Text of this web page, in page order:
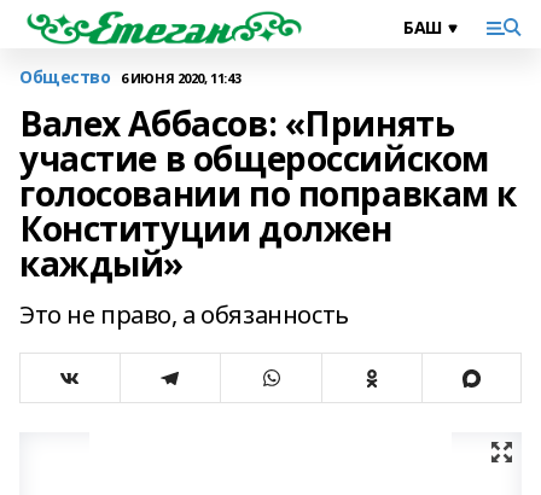
Общество 6 ИЮНЯ 2020, 11:43
Валех Аббасов: «Принять
участие в общероссийском
голосовании по поправкам к
Конституции должен
каждый»
Это не право, а обязанность